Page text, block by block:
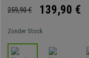
259,90 € 139,90 €
Zonder Stock